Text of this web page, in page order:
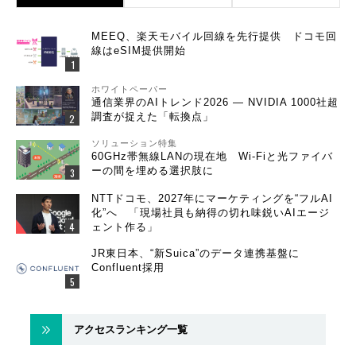
MEEQ、楽天モバイル回線を先行提供 ドコモ回
線はeSIM提供開始
ホワイトペーパー
通信業界のAIトレンド2026 ― NVIDIA 1000社超
調査が捉えた「転換点」
ソリューション特集
60GHz帯無線LANの現在地 Wi-Fiと光ファイバ
ーの間を埋める選択肢に
NTTドコモ、2027年にマーケティングを“フルAI
化”へ 「現場社員も納得の切れ味鋭いAIエージ
ェント作る」
JR東日本、“新Suica”のデータ連携基盤に
Confluent採用
アクセスランキング一覧